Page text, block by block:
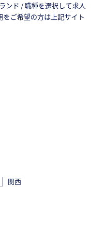
ンド / 職種を選択して求人
をご希望の方は上記サイト
関西